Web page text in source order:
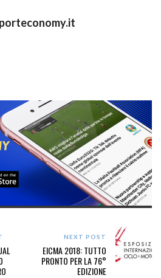
NEXT POST
EICMA 2018: TUTTO
PRONTO PER LA 76°
EDIZIONE